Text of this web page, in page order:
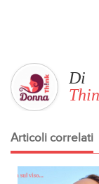
Di
Articoli correlati